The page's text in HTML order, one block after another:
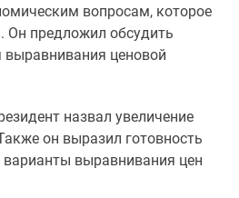
вопросам, которое
Он предложил обсудить
ценовой
назвал увеличение
он выразил готовность
варианты выравнивания цен